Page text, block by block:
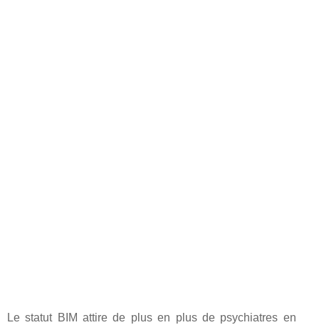
Le statut BIM attire de plus en plus de psychiatres en